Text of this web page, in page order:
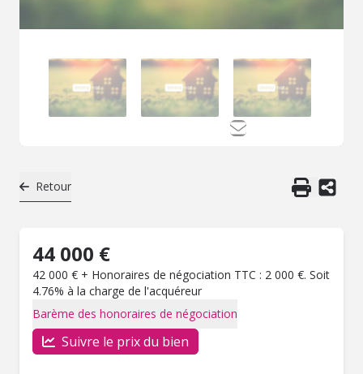
Retour
44 000 €
42 000 € + Honoraires de négociation TTC : 2 000 €. Soit
4.76% à la charge de l'acquéreur
Barème des honoraires de négociation
Suivre le prix du bien